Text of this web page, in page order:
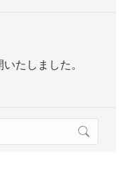
たしました。